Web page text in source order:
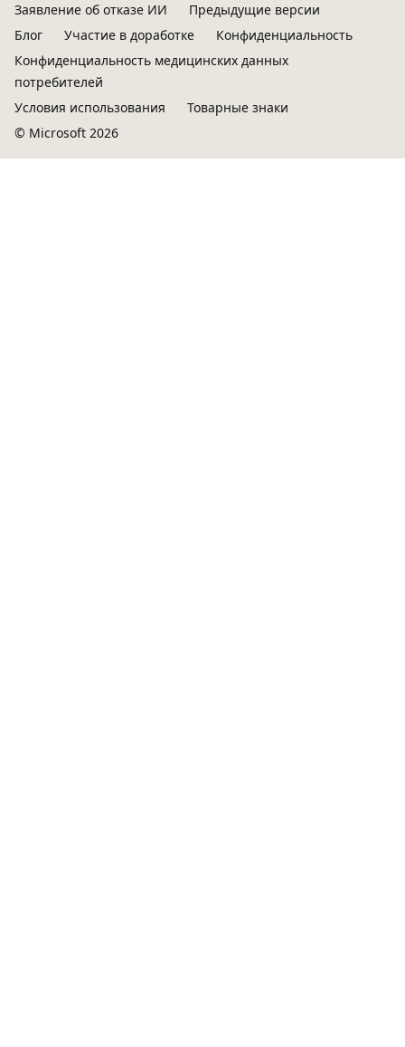
Заявление об отказе ИИ
Предыдущие версии
Блог
Участие в доработке
Конфиденциальность
Конфиденциальность медицинских данных
потребителей
Условия использования
Товарные знаки
© Microsoft 2026